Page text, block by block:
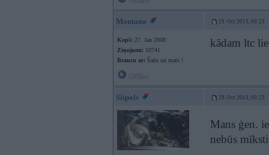
Montana 29. Oct 2013, 00:23
Kopš: 27. Jan 2008
Ziņojumi: 10741
Braucu ar: Šahs un mats !
kādam ltc
Siipols 29. Oct 2013, 00:23
Mans ģen.
nebūs